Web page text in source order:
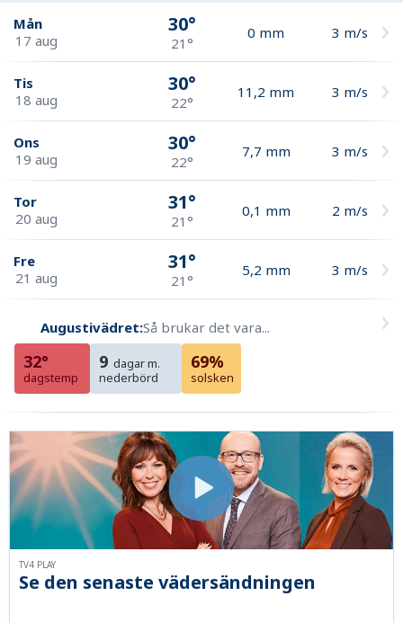
Mån
17 aug
30°
21°
0 mm 3 m/s
Tis
18 aug
30°
22°
11,2 mm 3 m/s
Ons
19 aug
30°
22°
7,7 mm 3 m/s
Tor
20 aug
31°
21°
0,1 mm 2 m/s
Fre
21 aug
31°
21°
5,2 mm 3 m/s
Augustivädret:Så brukar det vara...
32°
dagstemp
9 dagar m.
nederbörd
69%
solsken
Se den senaste vädersändningen
TV4 PLAY